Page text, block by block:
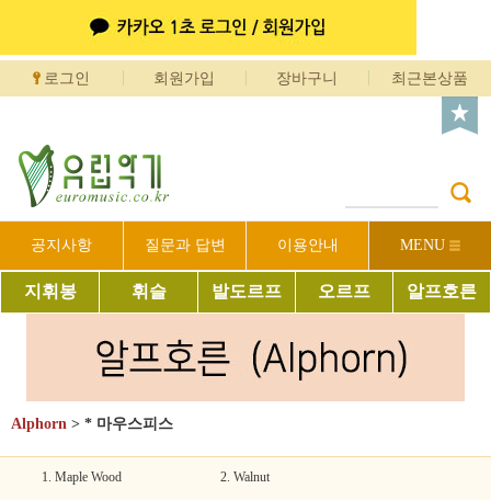
로그인 회원가입 장바구니 최근본상품
공지사항 질문과 답변 이용안내 MENU
지휘봉 휘슬 발도르프 오르프 알프호른
Alphorn > * 마우스피스
1. Maple Wood 2. Walnut